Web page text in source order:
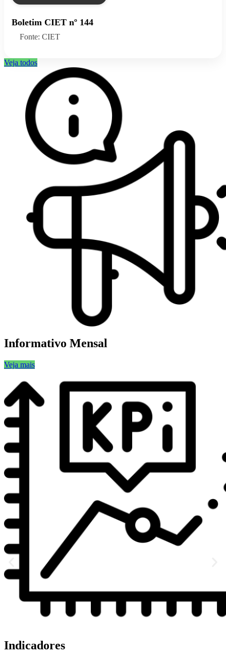
Boletim CIET nº 144
Fonte: CIET
Veja todos
Informativo Mensal
Veja mais
Indicadores